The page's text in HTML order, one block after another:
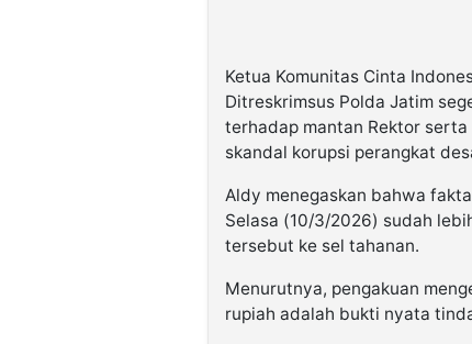
Ketua Komunitas Cinta
Ditreskrimsus Polda Jatim
terhadap mantan Rektor
skandal korupsi perangkat
Aldy menegaskan bahwa
Selasa (10/3/2026) sudah
tersebut ke sel tahanan.
Menurutnya, pengakuan
rupiah adalah bukti nyata